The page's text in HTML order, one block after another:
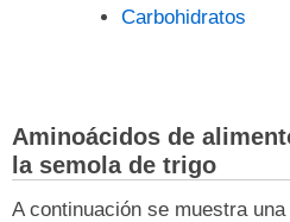
Carbohidratos
Aminoácidos de
la semola de trigo
A continuación se muestra